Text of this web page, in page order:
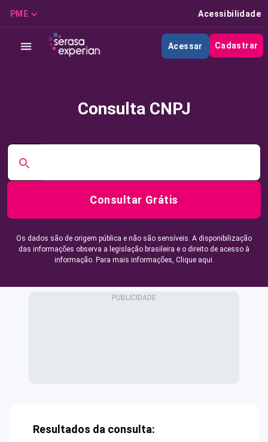
PME Acessibilidade
Acessar Cadastrar
Consulta CNPJ
Consultar Grátis
Os dados são de origem pública e não são sensíveis. A disponibilização
das informações observa a legislação brasileira e o direito de acesso à
informação. Para mais informações, Clique aqui.
Resultados da consulta: